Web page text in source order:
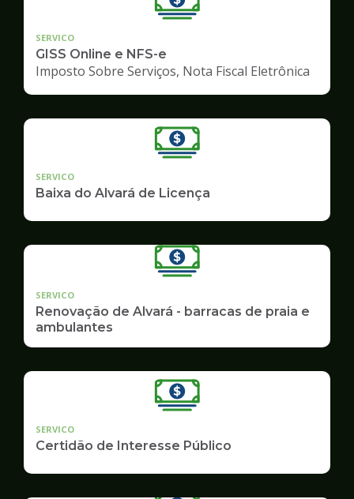
SERVICO
GISS Online e NFS-e
Imposto Sobre Serviços, Nota Fiscal Eletrônica
SERVICO
Baixa do Alvará de Licença
SERVICO
Renovação de Alvará - barracas de praia e
ambulantes
SERVICO
Certidão de Interesse Público